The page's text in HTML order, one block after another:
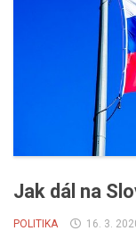
Jak dál na
POLITIKA 16. 3.